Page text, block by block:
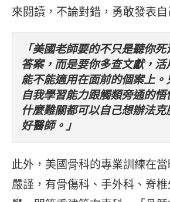
來閱讀，不論對錯，勇敢發表自
「美國老師要的不只是聽你
答案，而是要你多查文獻，活
能不能適用在面前的個案上。
自我學習能力跟觸類旁通的
什麼難關都可以自己想辦法克
好醫師。」
此外，美國骨科的專業訓練在
嚴謹，有骨傷科、手外科、脊